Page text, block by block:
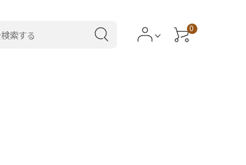
0